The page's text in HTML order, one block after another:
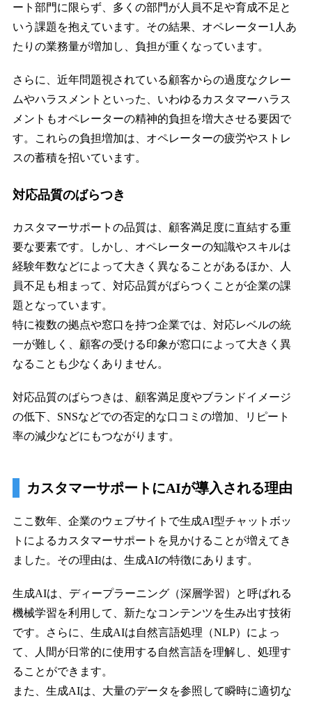
ート部門に限らず、多くの部門が人員不足や育成不足と
いう課題を抱えています。その結果、オペレーター1人あ
たりの業務量が増加し、負担が重くなっています。
さらに、近年問題視されている顧客からの過度なクレー
ムやハラスメントといった、いわゆるカスタマーハラス
メントもオペレーターの精神的負担を増大させる要因で
す。これらの負担増加は、オペレーターの疲労やストレ
スの蓄積を招いています。
対応品質のばらつき
カスタマーサポートの品質は、顧客満足度に直結する重
要な要素です。しかし、オペレーターの知識やスキルは
経験年数などによって大きく異なることがあるほか、人
員不足も相まって、対応品質がばらつくことが企業の課
題となっています。
特に複数の拠点や窓口を持つ企業では、対応レベルの統
一が難しく、顧客の受ける印象が窓口によって大きく異
なることも少なくありません。
対応品質のばらつきは、顧客満足度やブランドイメージ
の低下、SNSなどでの否定的な口コミの増加、リピート
率の減少などにもつながります。
カスタマーサポートにAIが導入される理由
ここ数年、企業のウェブサイトで生成AI型チャットボッ
トによるカスタマーサポートを見かけることが増えてき
ました。その理由は、生成AIの特徴にあります。
生成AIは、ディープラーニング（深層学習）と呼ばれる
機械学習を利用して、新たなコンテンツを生み出す技術
です。さらに、生成AIは自然言語処理（NLP）によっ
て、人間が日常的に使用する自然言語を理解し、処理す
ることができます。
また、生成AIは、大量のデータを参照して瞬時に適切な